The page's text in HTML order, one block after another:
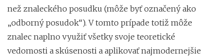
než znaleckého posudku (môže byť označený ako
„odborný posudok“). V tomto prípade totiž môže
znalec naplno využiť všetky svoje teoretické
vedomosti a skúsenosti a aplikovať najmodernejšie